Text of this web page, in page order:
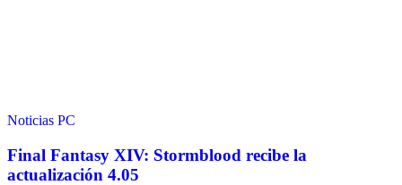
Noticias PC
Final Fantasy XIV: Stormblood recibe la
actualización 4.05